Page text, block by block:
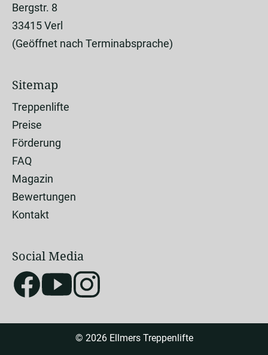
Bergstr. 8
33415 Verl
(Geöffnet nach Terminabsprache)
Sitemap
Treppenlifte
Preise
Förderung
FAQ
Magazin
Bewertungen
Kontakt
Social Media
© 2026 Ellmers Treppenlifte